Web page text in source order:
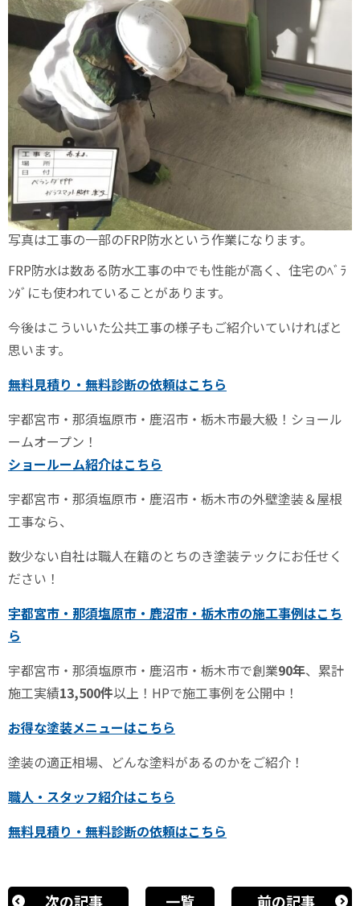
写真は工事の一部のFRP防水という作業になります。
FRP防水は数ある防水工事の中でも性能が高く、住宅のﾍﾞﾗ
ﾝﾀﾞにも使われていることがあります。
今後はこういいた公共工事の様子もご紹介いていければと
思います。
無料見積り・無料診断の依頼はこちら
宇都宮市・那須塩原市・鹿沼市・栃木市最大級！ショール
ームオープン！
ショールーム紹介はこちら
宇都宮市・那須塩原市・鹿沼市・栃木市の外壁塗装＆屋根
工事なら、
数少ない自社は職人在籍のとちのき塗装テックにお任せく
ださい！
宇都宮市・那須塩原市・鹿沼市・栃木市の施工事例はこち
ら
宇都宮市・那須塩原市・鹿沼市・栃木市で創業90年、累計
施工実績13,500件以上！ HPで施工事例を公開中！
お得な塗装メニューはこちら
塗装の適正相場、どんな塗料があるのかをご紹介！
職人・スタッフ紹介はこちら
無料見積り・無料診断の依頼はこちら
次の記事 一覧 前の記事